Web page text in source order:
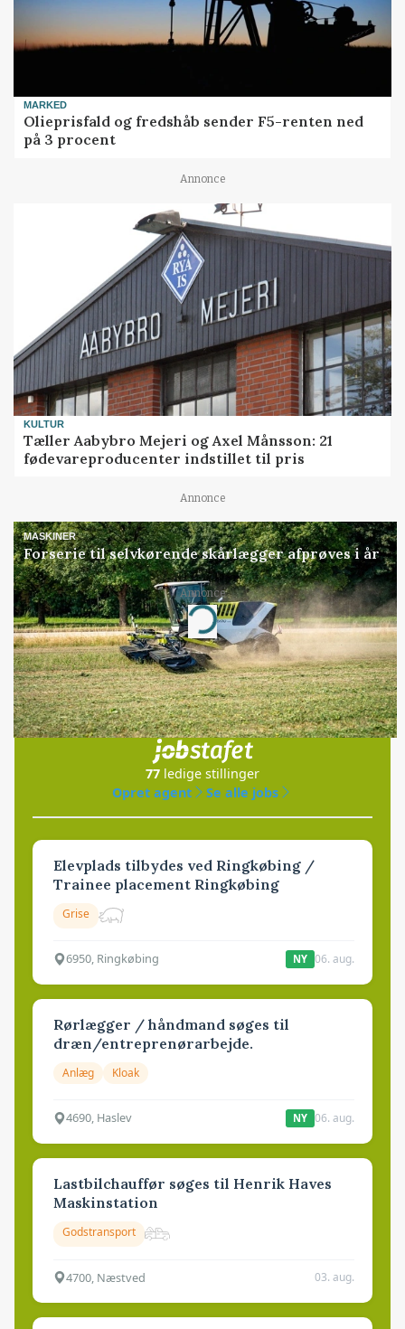
MARKED
Olieprisfald og fredshåb sender F5-renten ned
på 3 procent
Annonce
KULTUR
Tæller Aabybro Mejeri og Axel Månsson: 21
fødevareproducenter indstillet til pris
Annonce
MASKINER
Forserie til selvkørende skårlægger afprøves i år
Annonce
Loading...
Jobs
i samarbejde med
77 ledige stillinger
Opret agent
Se alle jobs
Elevplads tilbydes ved Ringkøbing /
Trainee placement Ringkøbing
Grise
6950, Ringkøbing NY 06. aug.
Rørlægger / håndmand søges til
dræn/entreprenørarbejde.
Anlæg Kloak
4690, Haslev NY 06. aug.
Lastbilchauffør søges til Henrik Haves
Maskinstation
Godstransport
4700, Næstved 03. aug.